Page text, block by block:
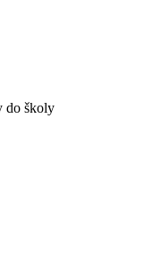
do školy